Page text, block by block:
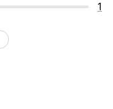
1